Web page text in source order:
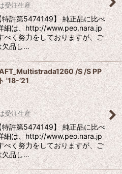
受注生産
特許第5474149】 純正品に比べ
細は、http://www.peo.nara.jp
べく努力をしておりますが、ご
欠品し…
/S /S PP
'18-’21
受注生産
特許第5474149】 純正品に比べ
細は、http://www.peo.nara.jp
べく努力をしておりますが、ご
欠品し…